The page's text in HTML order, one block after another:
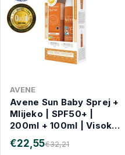
AVENE
Avene Sun Baby Sprej +
Mlijeko | SPF50+ |
200ml + 100ml | Visoka
zaštita za osjetljivu
dječju kožu
€32,21
€22,55